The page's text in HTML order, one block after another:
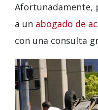
Afortunadamente,
a un abogado de
con una consulta